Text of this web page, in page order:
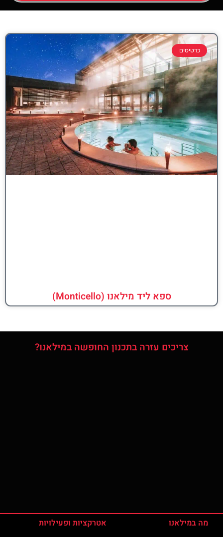
כרטיסים
ספא ליד מילאנו (Monticello)
צריכים עזרה בתכנון החופשה במילאנו?
מה במילאנו אטרקציות ופעילויות